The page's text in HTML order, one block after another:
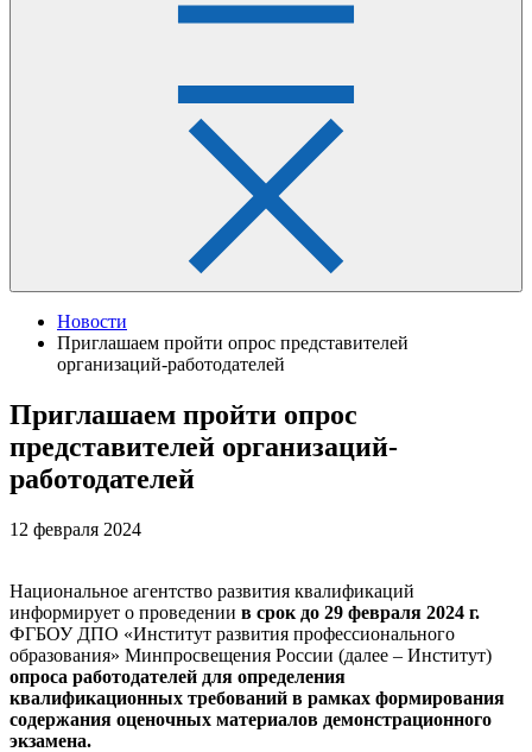
Новости
Приглашаем пройти опрос представителей
организаций-работодателей
Приглашаем пройти опрос
представителей организаций-
работодателей
12 февраля 2024
Национальное агентство развития квалификаций
информирует о проведении в срок до 29 февраля 2024 г.
ФГБОУ ДПО «Институт развития профессионального
образования» Минпросвещения России (далее – Институт)
опроса работодателей для определения
квалификационных требований в рамках формирования
содержания оценочных материалов демонстрационного
экзамена.